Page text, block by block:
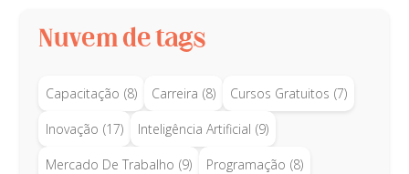
Nuvem de tags
Capacitação (8) Carreira (8) Cursos Gratuitos (7)
Inovação (17) Inteligência Artificial (9)
Mercado De Trabalho (9) Programação (8)